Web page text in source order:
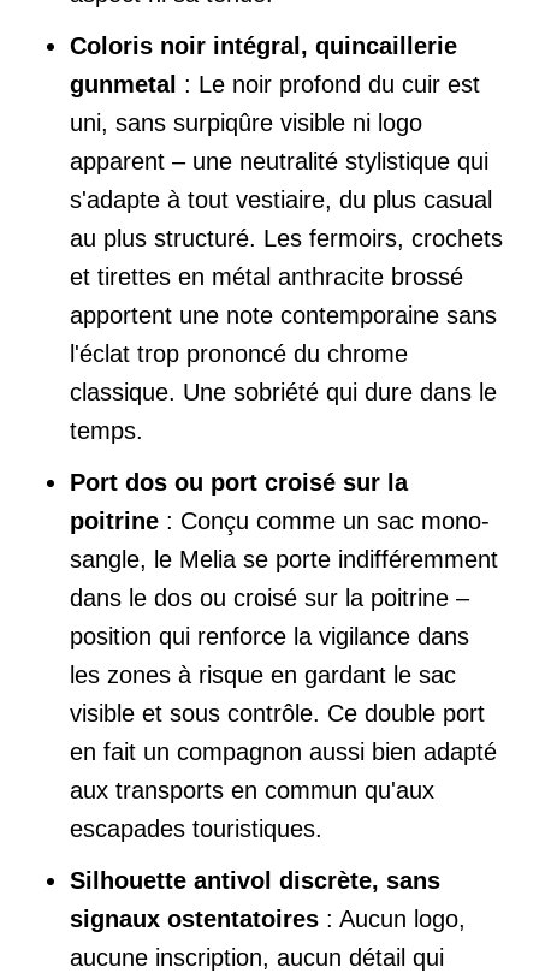
Coloris noir intégral, quincaillerie
gunmetal : Le noir profond du cuir est
uni, sans surpiqûre visible ni logo
apparent – une neutralité stylistique qui
s'adapte à tout vestiaire, du plus casual
au plus structuré. Les fermoirs, crochets
et tirettes en métal anthracite brossé
apportent une note contemporaine sans
l'éclat trop prononcé du chrome
classique. Une sobriété qui dure dans le
temps.
Port dos ou port croisé sur la
poitrine : Conçu comme un sac mono-
sangle, le Melia se porte indifféremment
dans le dos ou croisé sur la poitrine –
position qui renforce la vigilance dans
les zones à risque en gardant le sac
visible et sous contrôle. Ce double port
en fait un compagnon aussi bien adapté
aux transports en commun qu'aux
escapades touristiques.
Silhouette antivol discrète, sans
signaux ostentatoires : Aucun logo,
aucune inscription, aucun détail qui